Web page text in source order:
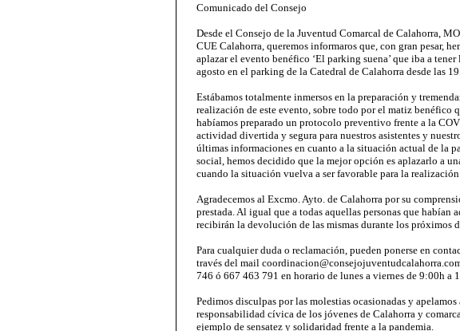
Comunicado del Consejo
Desde el Consejo de la Juventud Comarcal de Calahorra,
CUE Calahorra, queremos informaros que, con gran pesar,
aplazar el evento benéfico ‘El parking suena’ que iba a
agosto en el parking de la Catedral de Calahorra desde las
Estábamos totalmente inmersos en la preparación y
realización de este evento, sobre todo por el matiz benéfico
habíamos preparado un protocolo preventivo frente a la
actividad divertida y segura para nuestros asistentes y
últimas informaciones en cuanto a la situación actual de la
social, hemos decidido que la mejor opción es aplazarlo a
cuando la situación vuelva a ser favorable para la
Agradecemos al Excmo. Ayto. de Calahorra por su
prestada. Al igual que a todas aquellas personas que habían
recibirán la devolución de las mismas durante los próximos
Para cualquier duda o reclamación, pueden ponerse en
través del mail
746 ó 667 463 791 en horario de lunes a viernes de 9:00h a
Pedimos disculpas por las molestias ocasionadas y
responsabilidad cívica de los jóvenes de Calahorra y
ejemplo de sensatez y solidaridad frente a la pandemia.